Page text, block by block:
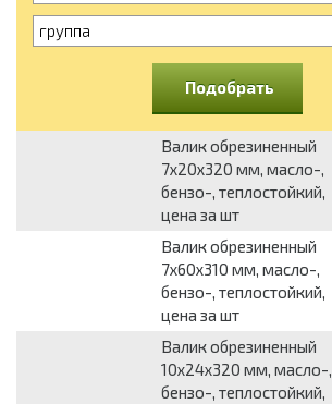
группа
Подобрать
Валик обрезиненный
7x20x320 мм, масло-,
бензо-, теплостойкий,
цена за шт
Валик обрезиненный
7x60x310 мм, масло-,
бензо-, теплостойкий,
цена за шт
Валик обрезиненный
10x24x320 мм, масло-,
бензо-, теплостойкий,